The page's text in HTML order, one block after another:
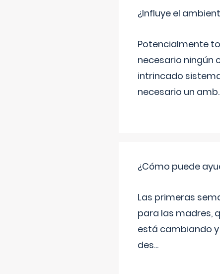
¿Influye el
Potencialmente
necesario ningún
intrincado
necesario un amb
¿Cómo puede
Las primeras
para las madres,
está cambiando
des...